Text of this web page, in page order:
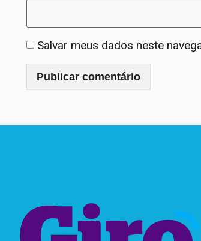
Salvar meus dados neste